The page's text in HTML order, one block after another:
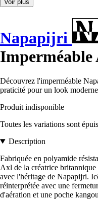
Voir plus
Napapijri
Découvrez l'imperméable
praticité pour un look
Produit indisponible
Toutes les variations sont
Description
Fabriquée en polyamide
Axl de la créatrice
avec l'héritage de Napapijri.
réinterprétée avec une
d'aération et une poche